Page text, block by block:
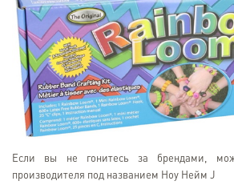
Если вы не гонитесь за брендами,
производителя под названием Ноу Нейм J